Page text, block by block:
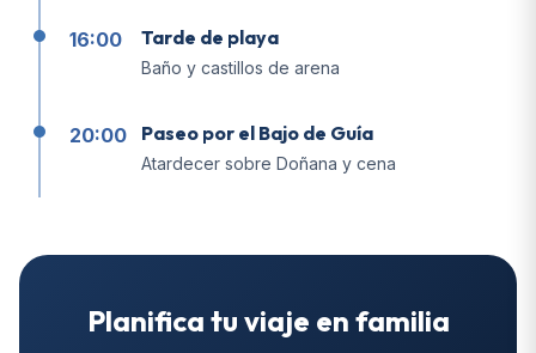
16:00 Tarde de playa
Baño y castillos de arena
20:00 Paseo por el Bajo de Guía
Atardecer sobre Doñana y cena
Planifica tu viaje en familia